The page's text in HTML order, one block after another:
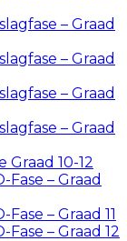
– Graad
– Graad
– Graad
– Graad
Graad 10-12
Fase – Graad
– Graad 11
Fase – Graad 12